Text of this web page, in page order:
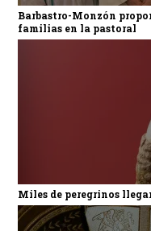
Barbastro-Monzón
familias en la pastoral
Miles de peregrinos